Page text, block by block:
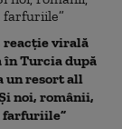
reacție virală
în Turcia după
un resort all
noi, românii,
farfuriile”